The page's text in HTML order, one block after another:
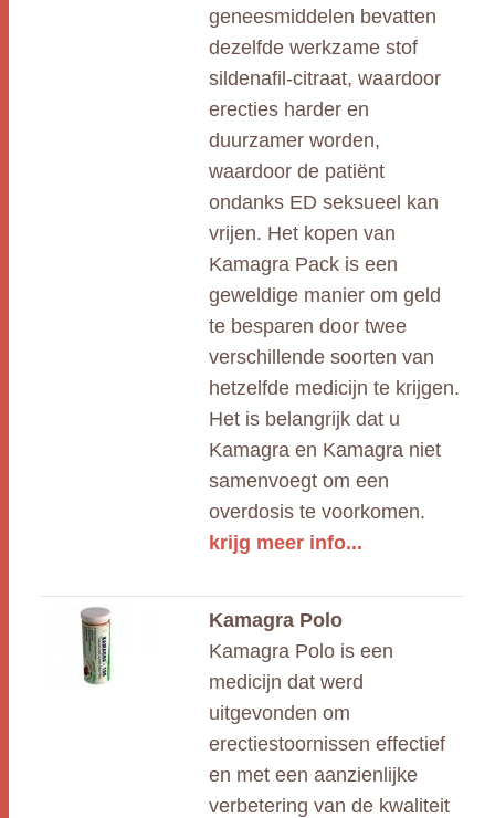
geneesmiddelen bevatten
dezelfde werkzame stof
sildenafil-citraat, waardoor
erecties harder en
duurzamer worden,
waardoor de patiënt
ondanks ED seksueel kan
vrijen. Het kopen van
Kamagra Pack is een
geweldige manier om geld
te besparen door twee
verschillende soorten van
hetzelfde medicijn te krijgen.
Het is belangrijk dat u
Kamagra en Kamagra niet
samenvoegt om een
overdosis te voorkomen.
krijg meer info...
Kamagra Polo
Kamagra Polo is een
medicijn dat werd
uitgevonden om
erectiestoornissen effectief
en met een aanzienlijke
verbetering van de kwaliteit